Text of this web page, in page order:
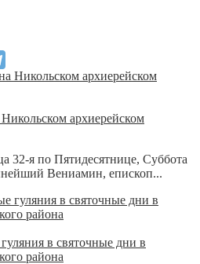
архиерейском
32-я по Пятидесятнице, Суббота
Вениамин, епископ...
в святочные дни в
района